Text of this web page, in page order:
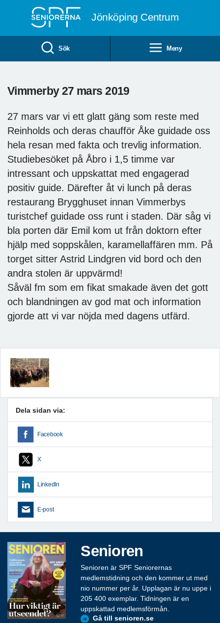
Jönköping Centrum
Sök Meny
Vimmerby 27 mars 2019
27 mars var vi ett glatt gäng som reste med
Reinholds och deras chaufför Åke guidade oss
hela resan med fakta och trevlig information.
Studiebesöket på Åbro i 1,5 timme var
intressant och uppskattat med engagerad
positiv guide. Därefter åt vi lunch på deras
restaurang Brygghuset innan Vimmerbys
turistchef guidade oss runt i staden. Där såg vi
bla porten där Emil kom ut från doktorn efter
hjälp med soppskålen, karamellaffären mm. På
torget sitter Astrid Lindgren vid bord och den
andra stolen är uppvärmd!
Såväl fm som em fikat smakade även det gott
och blandningen av god mat och information
gjorde att vi var nöjda med dagens utfärd.
Dela sidan via:
Facebook
X
LinkedIn
E-post
Senioren
Senioren är SPF Seniorernas
medlemstidning och den kommer ut med
nio nummer per år. Upplagan är nu uppe i
205 400 exemplar. Tidningen är en
uppskattad medlemsförmån.
Gå till senioren.se